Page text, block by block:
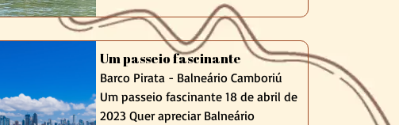
matemático, que viveu entre os
séculos 287 e 212 a.C., na cidade
estado de Siracusa, na Grécia Antiga
...
Um passeio fascinante
Barco Pirata - Balneário Camboriú
Um passeio fascinante 18 de abril de
2023 Quer apreciar Balneário